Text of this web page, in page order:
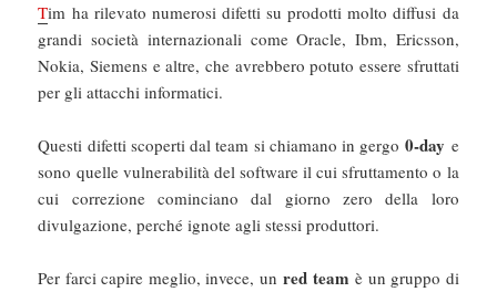
Tim ha rilevato numerosi difetti su prodotti molto diffusi da
grandi società internazionali come Oracle, Ibm, Ericsson,
Nokia, Siemens e altre, che avrebbero potuto essere sfruttati
per gli attacchi informatici.
Questi difetti scoperti dal team si chiamano in gergo0-day e
sono quelle vulnerabilità del software il cui sfruttamento o la
cui correzione cominciano dal giorno zero della loro
divulgazione, perché ignote agli stessi produttori.
Per farci capire meglio, invece, unred team è un gruppo di